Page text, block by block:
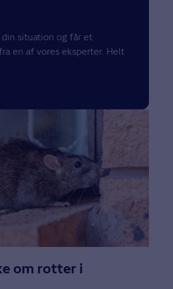
din situation og får et
en af vores eksperter. Helt
om rotter i